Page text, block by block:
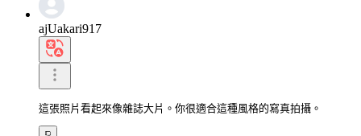
ajUakari917
這張照片看起來像雜誌大片。你很適合這種風格的寫真拍攝。